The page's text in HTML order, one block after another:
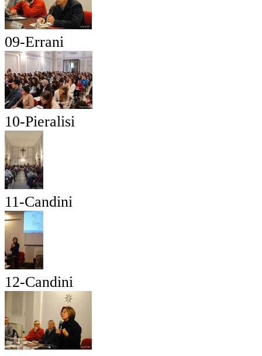
09-Errani
10-Pieralisi
11-Candini
12-Candini